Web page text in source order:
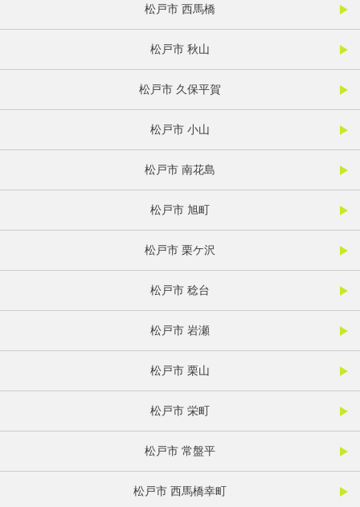
松戸市 西馬橋
松戸市 秋山
松戸市 久保平賀
松戸市 小山
松戸市 南花島
松戸市 旭町
松戸市 栗ケ沢
松戸市 稔台
松戸市 岩瀬
松戸市 栗山
松戸市 栄町
松戸市 常盤平
松戸市 西馬橋幸町